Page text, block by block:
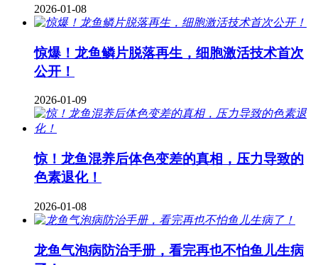
2026-01-08
惊爆！龙鱼鳞片脱落再生，细胞激活技术首次
公开！
2026-01-09
惊！龙鱼混养后体色变差的真相，压力导致的
色素退化！
2026-01-08
龙鱼气泡病防治手册，看完再也不怕鱼儿生病